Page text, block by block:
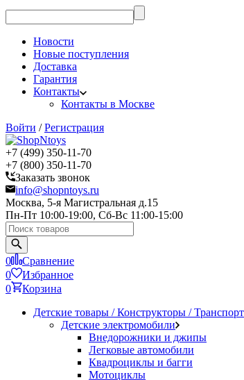
Новости
Новые поступления
Доставка
Гарантия
Контакты
Контакты в Москве
Войти /Регистрация
+7 (499) 350-11-70
+7 (800) 350-11-70
Заказать звонок
info@shopntoys.ru
Москва, 5-я Магистральная д.15
Пн-Пт 10:00-19:00, Сб-Вс 11:00-15:00
0
Сравнение
0
Избранное
0
Корзина
Детские товары / Конструкторы / Транспорт
Детские электромобили
Внедорожники и джипы
Легковые автомобили
Квадроциклы и багги
Мотоциклы